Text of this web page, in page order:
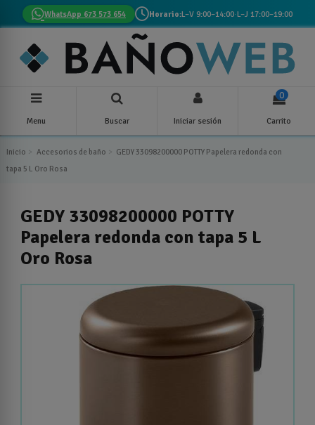
WhatsApp 673 573 654 Horario:L–V 9:00–14:00·L–J 17:00–19:00
Menu Buscar Iniciar sesión
0
Carrito
Inicio Accesorios de baño
GEDY 33098200000 POTTY Papelera redonda con
tapa 5 L Oro Rosa
GEDY 33098200000 POTTY
Papelera redonda con tapa 5 L
Oro Rosa